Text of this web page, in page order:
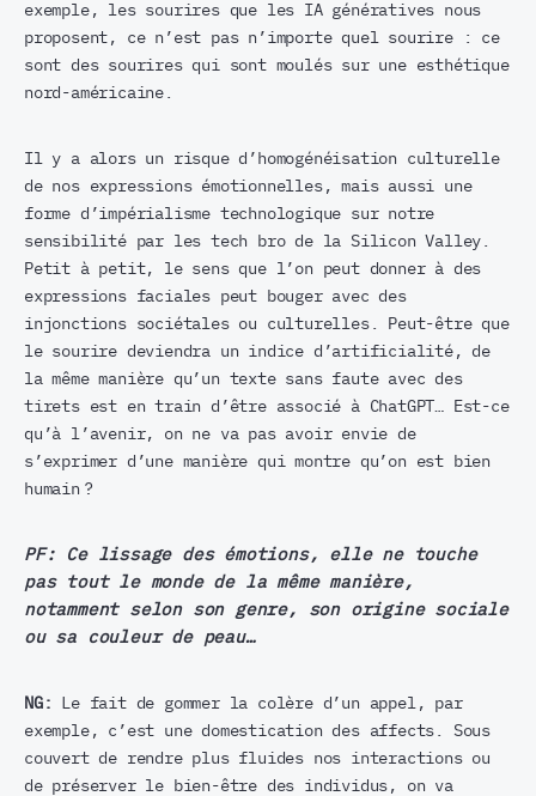
exemple, les sourires que les IA génératives nous
proposent, ce n’est pas n’importe quel sourire : ce
sont des sourires qui sont moulés sur une esthétique
nord-américaine.
Il y a alors un risque d’homogénéisation culturelle
de nos expressions émotionnelles, mais aussi une
forme d’impérialisme technologique sur notre
sensibilité par les tech bro de la Silicon Valley.
Petit à petit, le sens que l’on peut donner à des
expressions faciales peut bouger avec des
injonctions sociétales ou culturelles. Peut-être que
le sourire deviendra un indice d’artificialité, de
la même manière qu’un texte sans faute avec des
tirets est en train d’être associé à ChatGPT… Est-ce
qu’à l’avenir, on ne va pas avoir envie de
s’exprimer d’une manière qui montre qu’on est bien
humain ?
PF: Ce lissage des émotions, elle ne touche
pas tout le monde de la même manière,
notamment selon son genre, son origine sociale
ou sa couleur de peau…
NG:
Le fait de gommer la colère d’un appel, par
exemple, c’est une domestication des affects. Sous
couvert de rendre plus fluides nos interactions ou
de préserver le bien-être des individus, on va